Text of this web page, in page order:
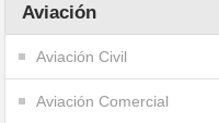
Aviación
Aviación Civil
Aviación Comercial